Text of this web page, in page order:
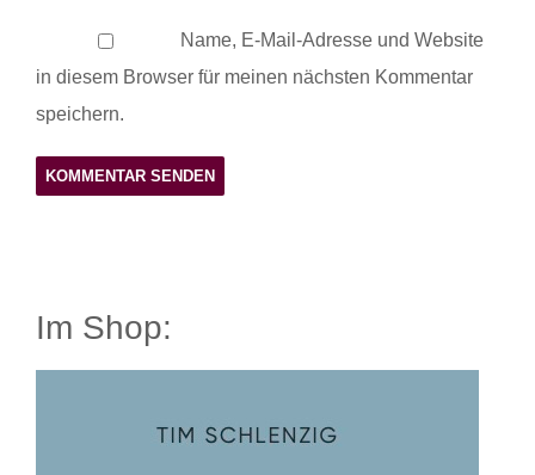
Name, E-Mail-Adresse und Website
in diesem Browser für meinen nächsten Kommentar
speichern.
Im Shop: